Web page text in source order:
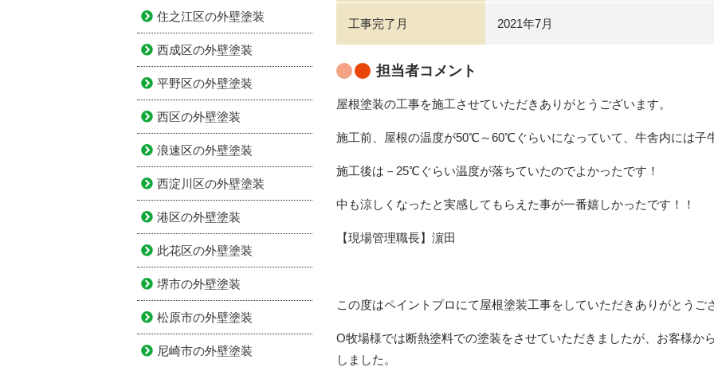
工事完了月 2021年7月
担当者コメント
屋根塗装の工事を施工させていただきありがとうございます。
施工前、屋根の温度が50℃～60℃ぐらいになっていて、牛舎内には子
施工後は－25℃ぐらい温度が落ちていたのでよかったです！
中も涼しくなったと実感してもらえた事が一番嬉しかったです！！
【現場管理職長】濵田
この度はペイントプロにて屋根塗装工事をしていただきありがとうご
O牧場様では断熱塗料での塗装をさせていただきましたが、お客様か
しました。
住之江区の外壁塗装
西成区の外壁塗装
平野区の外壁塗装
西区の外壁塗装
浪速区の外壁塗装
西淀川区の外壁塗装
港区の外壁塗装
此花区の外壁塗装
堺市の外壁塗装
松原市の外壁塗装
尼崎市の外壁塗装